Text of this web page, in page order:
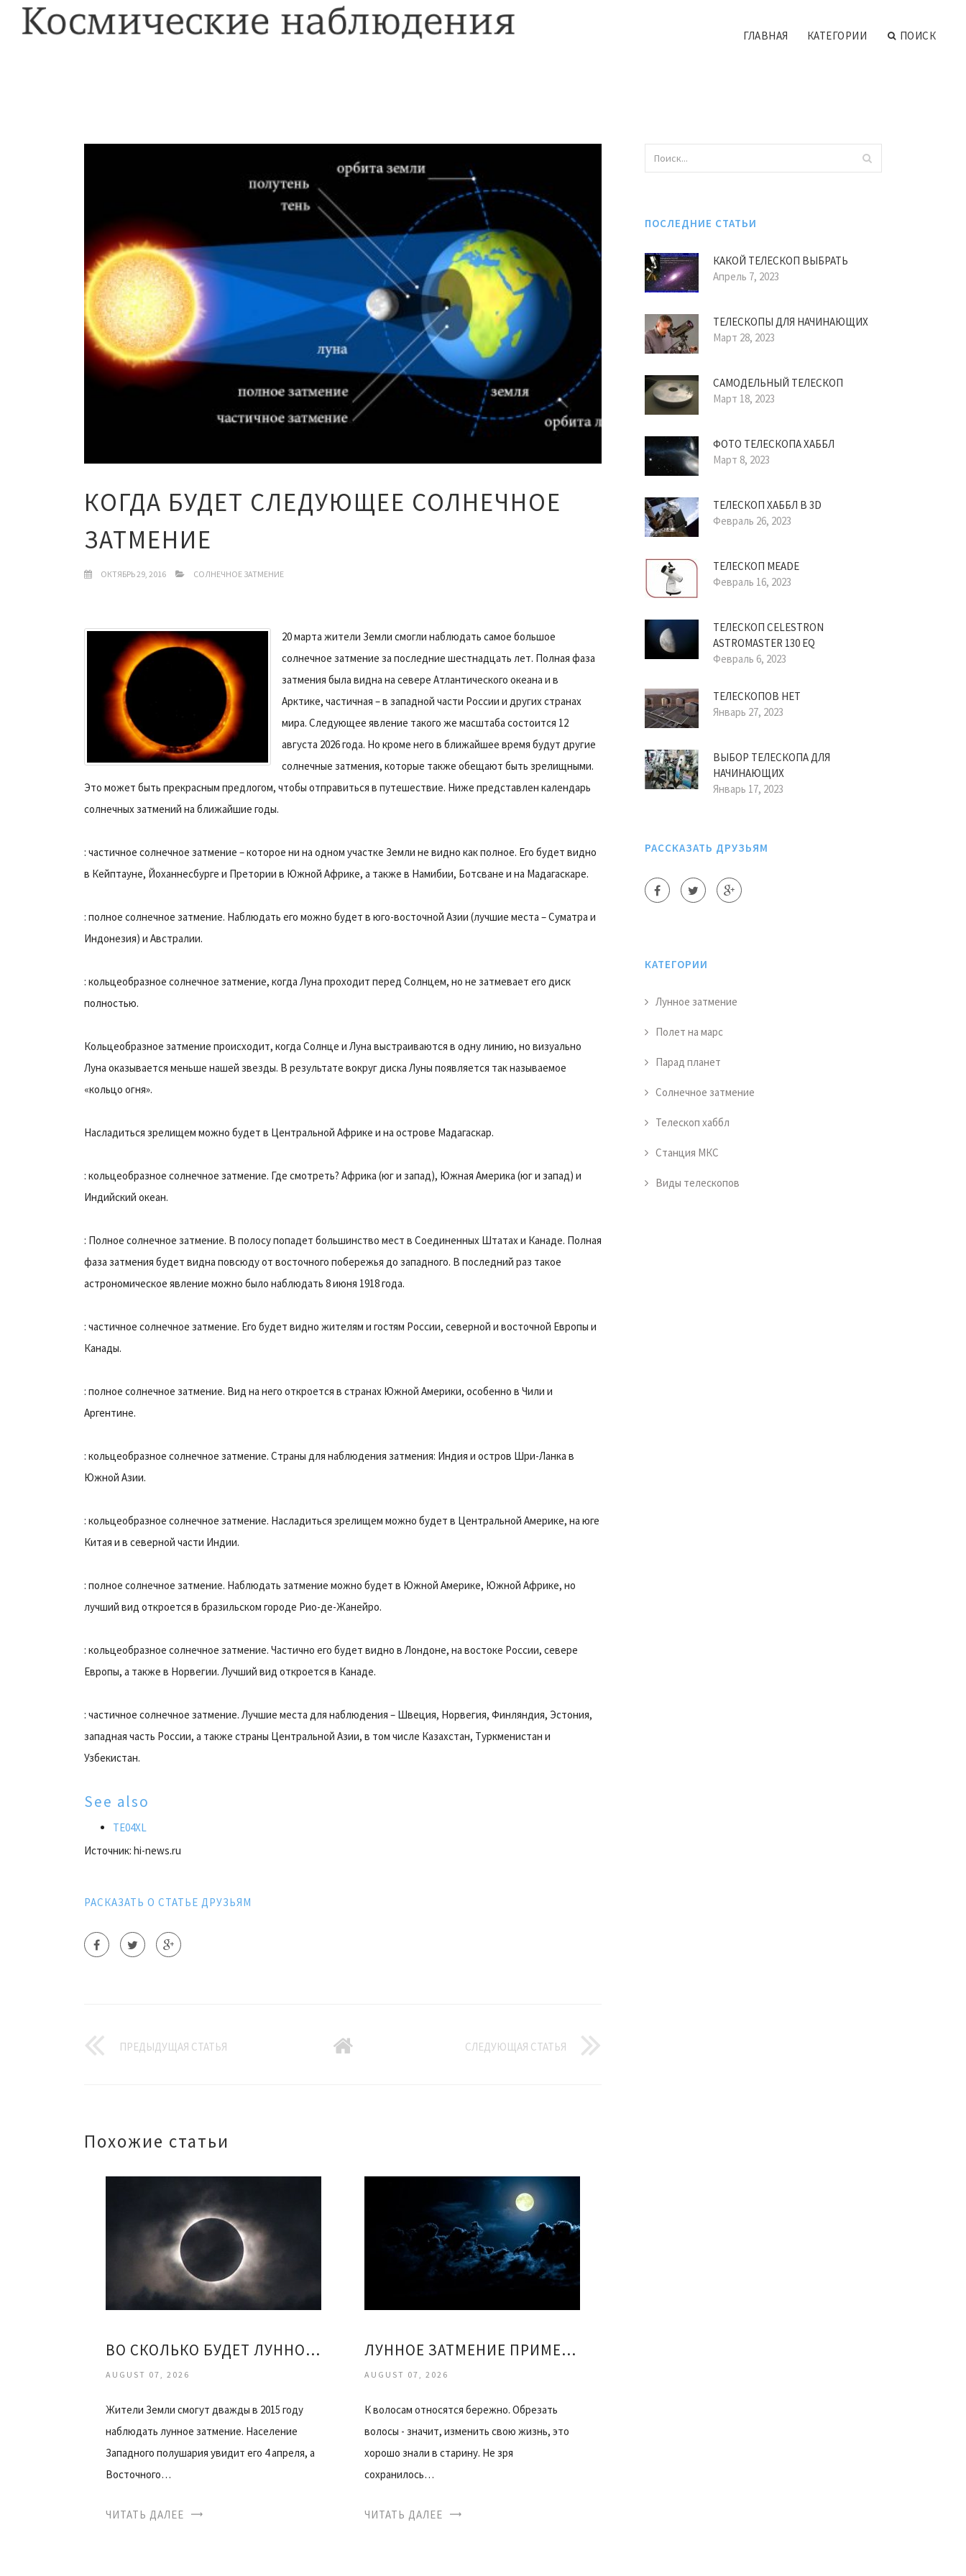
ГЛАВНАЯ КАТЕГОРИИ ПОИСК
КОГДА БУДЕТ СЛЕДУЮЩЕЕ СОЛНЕЧНОЕ
ЗАТМЕНИЕ
ОКТЯБРЬ 29, 2016 СОЛНЕЧНОЕ ЗАТМЕНИЕ
20 марта жители Земли смогли наблюдать самое большое
солнечное затмение за последние шестнадцать лет. Полная фаза
затмения была видна на севере Атлантического океана и в
Арктике, частичная – в западной части России и других странах
мира. Следующее явление такого же масштаба состоится 12
августа 2026 года. Но кроме него в ближайшее время будут другие
солнечные затмения, которые также обещают быть зрелищными.
Это может быть прекрасным предлогом, чтобы отправиться в путешествие. Ниже представлен календарь
солнечных затмений на ближайшие годы.
: частичное солнечное затмение – которое ни на одном участке Земли не видно как полное. Его будет видно
в Кейптауне, Йоханнесбурге и Претории в Южной Африке, а также в Намибии, Ботсване и на Мадагаскаре.
: полное солнечное затмение. Наблюдать его можно будет в юго-восточной Азии (лучшие места – Суматра и
Индонезия) и Австралии.
: кольцеобразное солнечное затмение, когда Луна проходит перед Солнцем, но не затмевает его диск
полностью.
Кольцеобразное затмение происходит, когда Солнце и Луна выстраиваются в одну линию, но визуально
Луна оказывается меньше нашей звезды. В результате вокруг диска Луны появляется так называемое
«кольцо огня».
Насладиться зрелищем можно будет в Центральной Африке и на острове Мадагаскар.
: кольцеобразное солнечное затмение. Где смотреть? Африка (юг и запад), Южная Америка (юг и запад) и
Индийский океан.
: Полное солнечное затмение. В полосу попадет большинство мест в Соединенных Штатах и Канаде. Полная
фаза затмения будет видна повсюду от восточного побережья до западного. В последний раз такое
астрономическое явление можно было наблюдать 8 июня 1918 года.
: частичное солнечное затмение. Его будет видно жителям и гостям России, северной и восточной Европы и
Канады.
: полное солнечное затмение. Вид на него откроется в странах Южной Америки, особенно в Чили и
Аргентине.
: кольцеобразное солнечное затмение. Страны для наблюдения затмения: Индия и остров Шри-Ланка в
Южной Азии.
: кольцеобразное солнечное затмение. Насладиться зрелищем можно будет в Центральной Америке, на юге
Китая и в северной части Индии.
: полное солнечное затмение. Наблюдать затмение можно будет в Южной Америке, Южной Африке, но
лучший вид откроется в бразильском городе Рио-де-Жанейро.
: кольцеобразное солнечное затмение. Частично его будет видно в Лондоне, на востоке России, севере
Европы, а также в Норвегии. Лучший вид откроется в Канаде.
: частичное солнечное затмение. Лучшие места для наблюдения – Швеция, Норвегия, Финляндия, Эстония,
западная часть России, а также страны Центральной Азии, в том числе Казахстан, Туркменистан и
Узбекистан.
See also
TE04XL
Источник: hi-news.ru
РАСКАЗАТЬ О СТАТЬЕ ДРУЗЬЯМ
ПРЕДЫДУЩАЯ СТАТЬЯ СЛЕДУЮЩАЯ СТАТЬЯ
Похожие статьи
ВО СКОЛЬКО БУДЕТ ЛУННОЕ ЗАТМЕНИЕ
AUGUST 07, 2026
Жители Земли смогут дважды в 2015 году
наблюдать лунное затмение. Население
Западного полушария увидит его 4 апреля, а
Восточного…
ЧИТАТЬ ДАЛЕЕ
ЛУННОЕ ЗАТМЕНИЕ ПРИМЕТЫ
AUGUST 07, 2026
К волосам относятся бережно. Обрезать
волосы - значит, изменить свою жизнь, это
хорошо знали в старину. Не зря
сохранилось…
ЧИТАТЬ ДАЛЕЕ
ПОСЛЕДНИЕ СТАТЬИ
КАКОЙ ТЕЛЕСКОП ВЫБРАТЬ
Апрель 7, 2023
ТЕЛЕСКОПЫ ДЛЯ НАЧИНАЮЩИХ
Март 28, 2023
САМОДЕЛЬНЫЙ ТЕЛЕСКОП
Март 18, 2023
ФОТО ТЕЛЕСКОПА ХАББЛ
Март 8, 2023
ТЕЛЕСКОП ХАББЛ В 3D
Февраль 26, 2023
ТЕЛЕСКОП MEADE
Февраль 16, 2023
ТЕЛЕСКОП CELESTRON
ASTROMASTER 130 EQ
Февраль 6, 2023
ТЕЛЕСКОПОВ НЕТ
Январь 27, 2023
ВЫБОР ТЕЛЕСКОПА ДЛЯ
НАЧИНАЮЩИХ
Январь 17, 2023
РАССКАЗАТЬ ДРУЗЬЯМ
КАТЕГОРИИ
Лунное затмение
Полет на марс
Парад планет
Солнечное затмение
Телескоп хаббл
Станция МКС
Виды телескопов